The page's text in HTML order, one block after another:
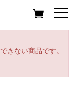
きない商品です。